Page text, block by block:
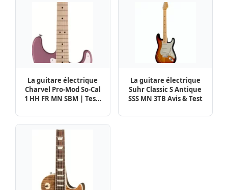
La guitare électrique
Charvel Pro-Mod So-Cal
1 HH FR MN SBM | Test,
La guitare électrique
Suhr Classic S Antique
SSS MN 3TB Avis & Test